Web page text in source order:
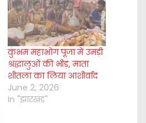
कुंभम महाभोग पूजा में उमड़ी
श्रद्धालुओं की भीड़, माता
शीतला का लिया आशीर्वाद
June 2, 2026
In "झारखंड"